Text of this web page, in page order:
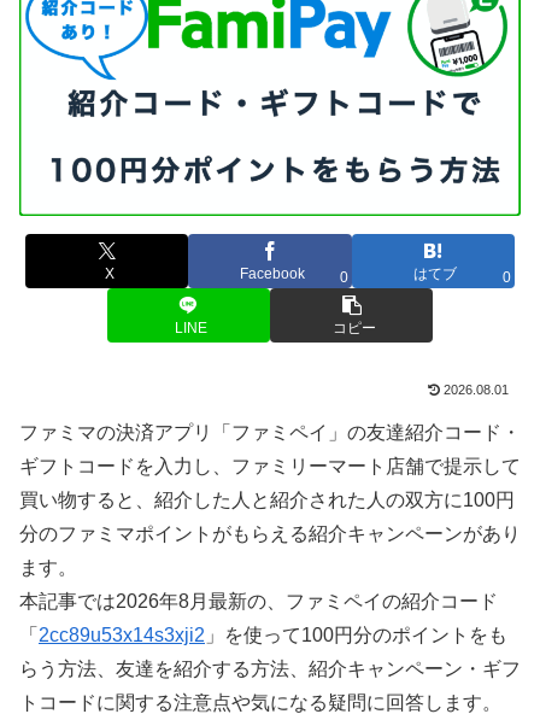
X Facebook 0 はてブ 0
LINE コピー
2026.08.01
ファミマの決済アプリ「ファミペイ」の友達紹介コード・
ギフトコードを入力し、ファミリーマート店舗で提示して
買い物すると、紹介した人と紹介された人の双方に100円
分のファミマポイントがもらえる紹介キャンペーンがあり
ます。
本記事では2026年8月最新の、ファミペイの紹介コード
「 2cc89u53x14s3xji2 」を使って100円分のポイントをも
らう方法、友達を紹介する方法、紹介キャンペーン・ギフ
トコードに関する注意点や気になる疑問に回答します。